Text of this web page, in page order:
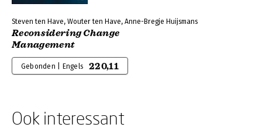
Steven ten Have, Wouter ten Have, Anne-Bregje Huijsmans
Reconsidering Change
Management
Gebonden | Engels 220,11
Ook interessant